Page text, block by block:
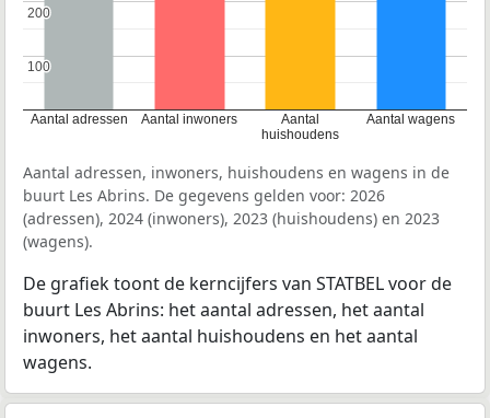
Aantal adressen Aantal inwoners
Aantal
huishoudens
Aantal wagens
100
100
200
200
Aantal adressen, inwoners, huishoudens en wagens in de
buurt Les Abrins. De gegevens gelden voor: 2026
(adressen), 2024 (inwoners), 2023 (huishoudens) en 2023
(wagens).
De grafiek toont de kerncijfers van STATBEL voor de
buurt Les Abrins: het aantal adressen, het aantal
inwoners, het aantal huishoudens en het aantal
wagens.